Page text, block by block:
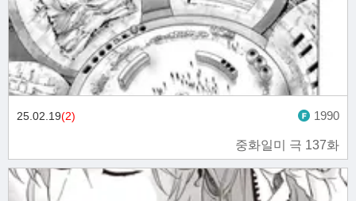
중화일미 극 137화
25.02.19(2) 1990